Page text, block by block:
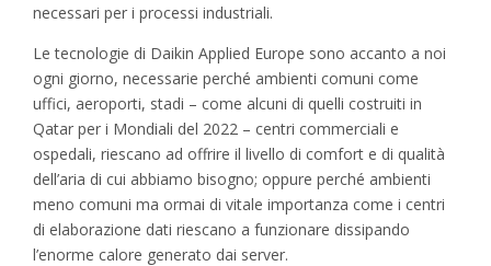
necessari per i processi industriali.
Le tecnologie di Daikin Applied Europe sono accanto a noi
ogni giorno, necessarie perché ambienti comuni come
uffici, aeroporti, stadi – come alcuni di quelli costruiti in
Qatar per i Mondiali del 2022 – centri commerciali e
ospedali, riescano ad offrire il livello di comfort e di qualità
dell’aria di cui abbiamo bisogno; oppure perché ambienti
meno comuni ma ormai di vitale importanza come i centri
di elaborazione dati riescano a funzionare dissipando
l’enorme calore generato dai server.